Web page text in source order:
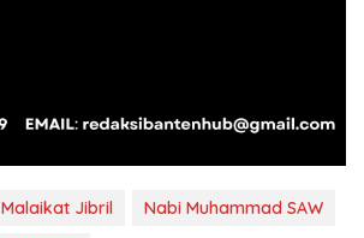
Malaikat Jibril
Nabi Muhammad SAW